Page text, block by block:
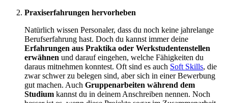
Praxiserfahrungen hervorheben
Natürlich wissen Personaler, dass du noch keine jahrelange
Berufserfahrung hast. Doch du kannst immer deine
Erfahrungen aus Praktika oder Werkstudentenstellen
erwähnen und darauf eingehen, welche Fähigkeiten du
daraus mitnehmen konntest. Oft sind es auch Soft Skills, die
zwar schwer zu belegen sind, aber sich in einer Bewerbung
gut machen. Auch Gruppenarbeiten während dem
Studium kannst du in deinem Anschreiben nennen. Noch